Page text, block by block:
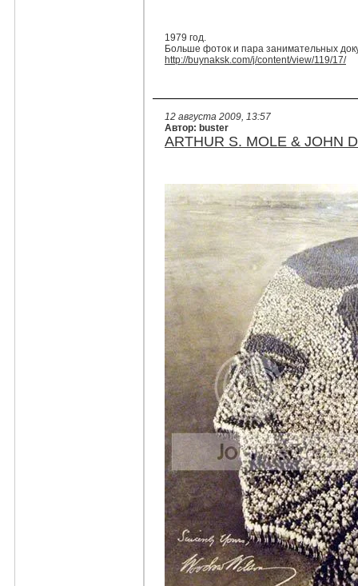
1979 год.
Больше фоток и пара занимательных
http://buynaksk.com/j/content/view/119/17/
12 августа 2009, 13:57
Автор: buster
ARTHUR S. MOLE & JOHN